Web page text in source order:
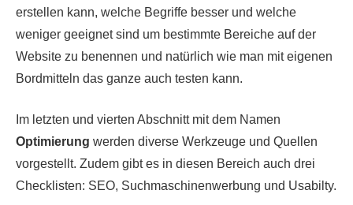
erstellen kann, welche Begriffe besser und welche
weniger geeignet sind um bestimmte Bereiche auf der
Website zu benennen und natürlich wie man mit eigenen
Bordmitteln das ganze auch testen kann.
Im letzten und vierten Abschnitt mit dem Namen
Optimierung werden diverse Werkzeuge und Quellen
vorgestellt. Zudem gibt es in diesen Bereich auch drei
Checklisten: SEO, Suchmaschinenwerbung und Usabilty.